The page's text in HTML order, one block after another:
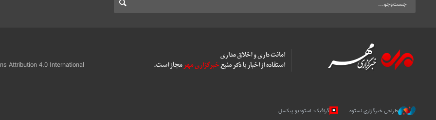
Attribution 4.0 International
طراحی خبرگزاری نستوه گرافیک: استودیو پیکسل